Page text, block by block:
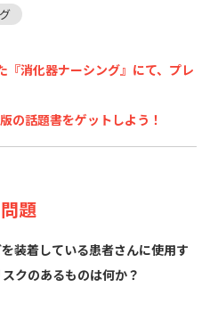
『消化器ナーシング』にて、プレ
の話題書をゲットしよう！
問題
装着している患者さんに使用す
クのあるものは何か？